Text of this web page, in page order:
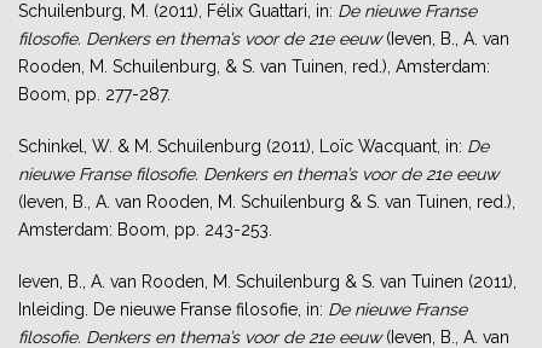
Schuilenburg, M. (2011), Félix Guattari, in: De nieuwe Franse
filosofie. Denkers en thema’s voor de 21e eeuw(Ieven, B., A. van
Rooden, M. Schuilenburg, & S. van Tuinen, red.), Amsterdam:
Boom, pp. 277-287.
Schinkel, W. & M. Schuilenburg (2011), Loïc Wacquant, in: De
nieuwe Franse filosofie. Denkers en thema’s voor de 21e eeuw
(Ieven, B., A. van Rooden, M. Schuilenburg & S. van Tuinen, red.),
Amsterdam: Boom, pp. 243-253.
Ieven, B., A. van Rooden, M. Schuilenburg & S. van Tuinen (2011),
Inleiding. De nieuwe Franse filosofie, in: De nieuwe Franse
filosofie. Denkers en thema’s voor de 21e eeuw(Ieven, B., A. van